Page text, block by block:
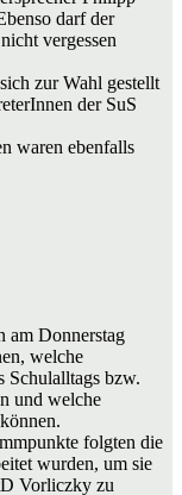
darf der
vergessen
zur Wahl gestellt
der SuS
waren ebenfalls
am Donnerstag
welche
Schulalltags bzw.
und welche
folgten die
wurden, um sie
Vorliczky zu